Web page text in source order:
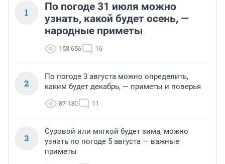
1
По погоде 31 июля можно
узнать, какой будет осень, —
народные приметы
158 656 16
2
По погоде 3 августа можно определить,
каким будет декабрь, — приметы и поверья
87 130 11
3
Суровой или мягкой будет зима, можно
узнать по погоде 5 августа — важные
приметы